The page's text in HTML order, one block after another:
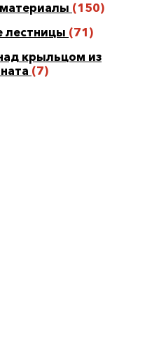
(150)
лестницы (71)
крыльцом из
(7)